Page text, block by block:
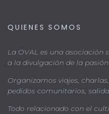
QUIENES SOMOS
La OVAL es una
a la divulgación de la
Organizamos viajes,
pedidos comunitarios,
Todo relacionado con el